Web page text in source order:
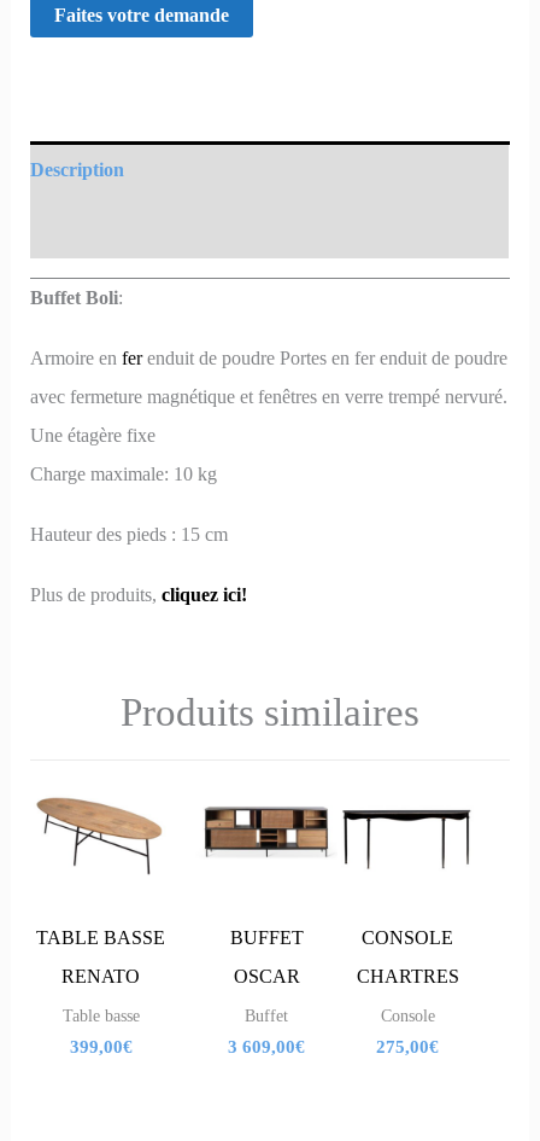
Description
Buffet Boli:
Armoire enferenduit de poudre Portes en fer enduit de poudre
avec fermeture magnétique et fenêtres en verre trempé nervuré.
Une étagère fixe
Charge maximale: 10 kg
Hauteur des pieds : 15 cm
Plus de produits, cliquez ici!
Produits similaires
TABLE BASSE
RENATO
Table basse
399,00€
BUFFET
OSCAR
Buffet
3 609,00€
CONSOLE
CHARTRES
Console
275,00€